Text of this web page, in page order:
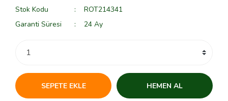
Stok Kodu
ROT214341
Garanti Süresi
24 Ay
SEPETE EKLE HEMEN AL